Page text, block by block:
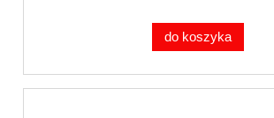
do koszyka